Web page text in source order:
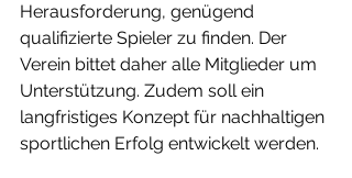
Herausforderung, genügend
qualifizierte Spieler zu finden. Der
Verein bittet daher alle Mitglieder um
Unterstützung. Zudem soll ein
langfristiges Konzept für nachhaltigen
sportlichen Erfolg entwickelt werden.